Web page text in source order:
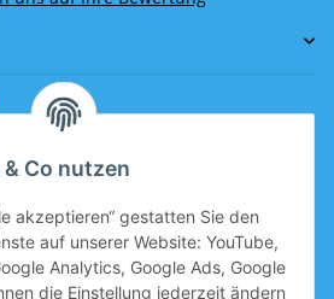
Co nutzen
akzeptieren“ gestatten Sie den
auf unserer Website: YouTube,
Analytics, Google Ads, Google
die Einstellung jederzeit ändern
uns an!